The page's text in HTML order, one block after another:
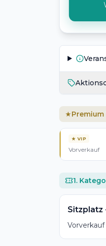
★
★ VIP
Vorverkauf
1.
Sitzplatz
Vorverkauf